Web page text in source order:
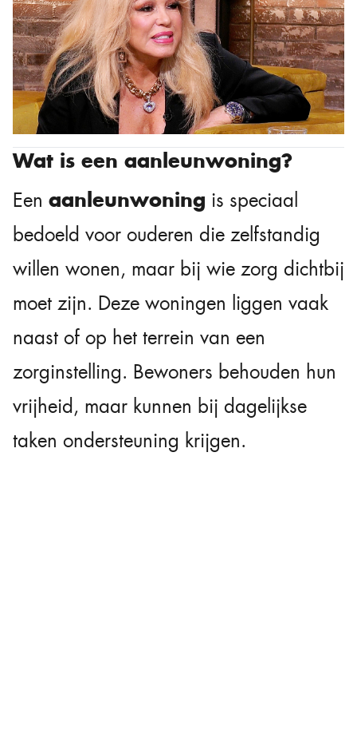
Wat is een aanleunwoning?
Een aanleunwoning is speciaal
bedoeld voor ouderen die zelfstandig
willen wonen, maar bij wie zorg dichtbij
moet zijn. Deze woningen liggen vaak
naast of op het terrein van een
zorginstelling. Bewoners behouden hun
vrijheid, maar kunnen bij dagelijkse
taken ondersteuning krijgen.